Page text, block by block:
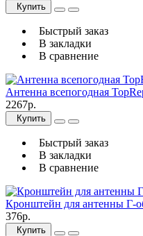
Купить
Быстрый заказ
В закладки
В сравнение
Антенна всепогодная
2267р.
Купить
Быстрый заказ
В закладки
В сравнение
Кронштейн для антенны Г-
376р.
Купить